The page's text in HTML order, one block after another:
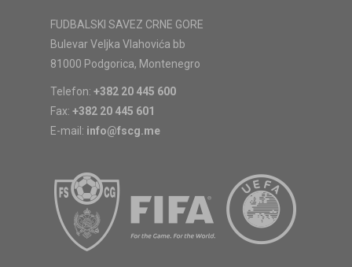
FUDBALSKI SAVEZ CRNE GORE
Bulevar Veljka Vlahovića bb
81000 Podgorica, Montenegro
Telefon: +382 20 445 600
Fax: +382 20 445 601
E-mail: info@fscg.me